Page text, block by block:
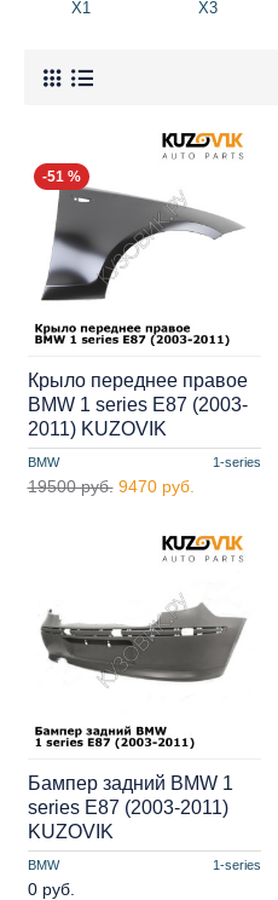
X1 X3
-51 %
BMW 1-series
Крыло переднее правое
BMW 1 series E87 (2003-
2011) KUZOVIK
19500 руб. 9470 руб.
BMW 1-series
Бампер задний BMW 1
series E87 (2003-2011)
KUZOVIK
0 руб.